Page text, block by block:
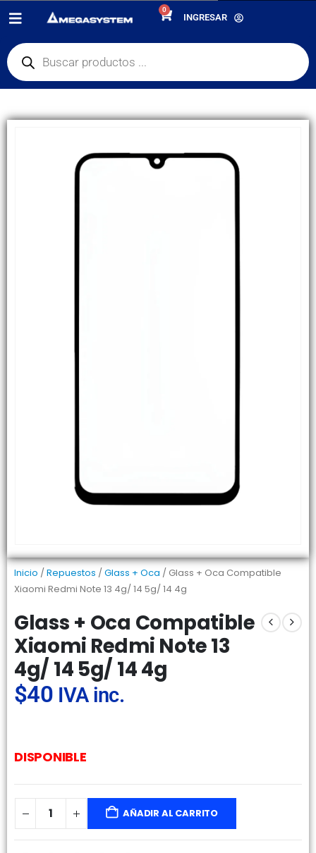
0
INGRESAR
PRODUCTOSREPUESTOS
GLASS + OCA
Inicio /Repuestos /Glass + Oca / Glass + Oca Compatible
Xiaomi Redmi Note 13 4g/ 14 5g/ 14 4g
Glass + Oca Compatible
Xiaomi Redmi Note 13
4g/ 14 5g/ 14 4g
$40 IVA inc.
DISPONIBLE
AÑADIR AL CARRITO